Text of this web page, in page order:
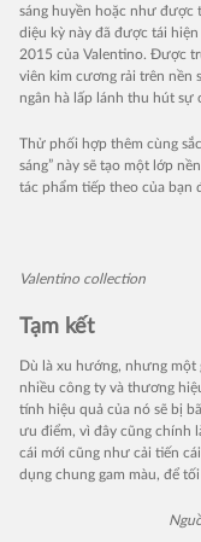
sáng huyền hoặc như được
diệu kỳ này đã được tái
2015 của Valentino. Được
viên kim cương rải trên nền
ngân hà lấp lánh thu hút sự
Thử phối hợp thêm cùng
sáng” này sẽ tạo một lớp
tác phẩm tiếp theo của bạn
Valentino collection
Tạm kết
Dù là xu hướng, nhưng
nhiều công ty và thương
tính hiệu quả của nó sẽ bị
ưu điểm, vì đây cũng chính
cái mới cũng như cải tiến
dụng chung gam màu, để